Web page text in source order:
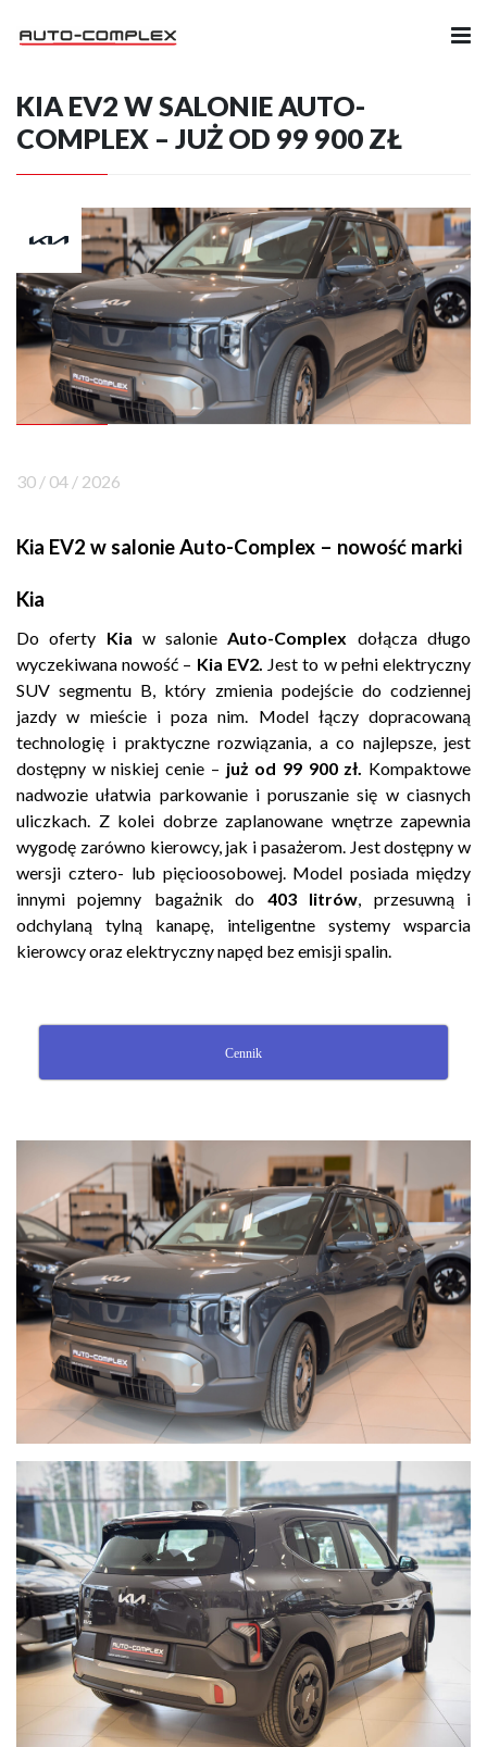
Samochody
Części i Akcesoria
Firma
Likwidacja szkód
KIA EV2 W SALONIE AUTO-
COMPLEX – JUŻ OD 99 900 ZŁ
30 / 04 / 2026
Kia EV2 w salonie Auto-Complex – nowość marki
Kia
Do oferty Kia w salonieAuto-Complex dołącza długo
wyczekiwana nowość – Kia EV2. Jest to w pełni elektryczny
SUV segmentu B, który zmienia podejście do codziennej
jazdy w mieście i poza nim. Model łączy dopracowaną
technologię i praktyczne rozwiązania, a co najlepsze, jest
dostępny w niskiej cenie – już od 99 900 zł. Kompaktowe
nadwozie ułatwia parkowanie i poruszanie się w ciasnych
uliczkach. Z kolei dobrze zaplanowane wnętrze zapewnia
wygodę zarówno kierowcy, jak i pasażerom. Jest dostępny w
wersji cztero- lub pięcioosobowej. Model posiada między
innymi pojemny bagażnik do 403 litrów, przesuwną i
odchylaną tylną kanapę, inteligentne systemy wsparcia
kierowcy oraz elektryczny napęd bez emisji spalin.
Cennik